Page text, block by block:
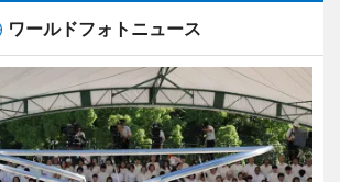
ワールドフォトニュース